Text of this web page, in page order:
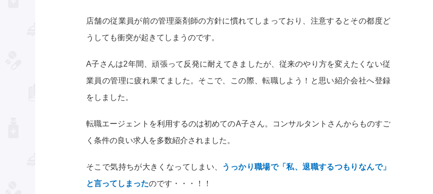
店舗の従業員が前の管理薬剤師の方針に慣れてしまっており、注意するとその都度ど
うしても衝突が起きてしまうのです。
A子さんは2年間、頑張って反発に耐えてきましたが、従来のやり方を変えたくない従
業員の管理に疲れ果てました。そこで、この際、転職しよう！と思い紹介会社へ登録
をしました。
転職エージェントを利用するのは初めてのA子さん。コンサルタントさんからものすご
く条件の良い求人を多数紹介されました。
そこで気持ちが大きくなってしまい、 うっかり職場で「私、退職するつもりなんで」
と言ってしまったのです・・・！！